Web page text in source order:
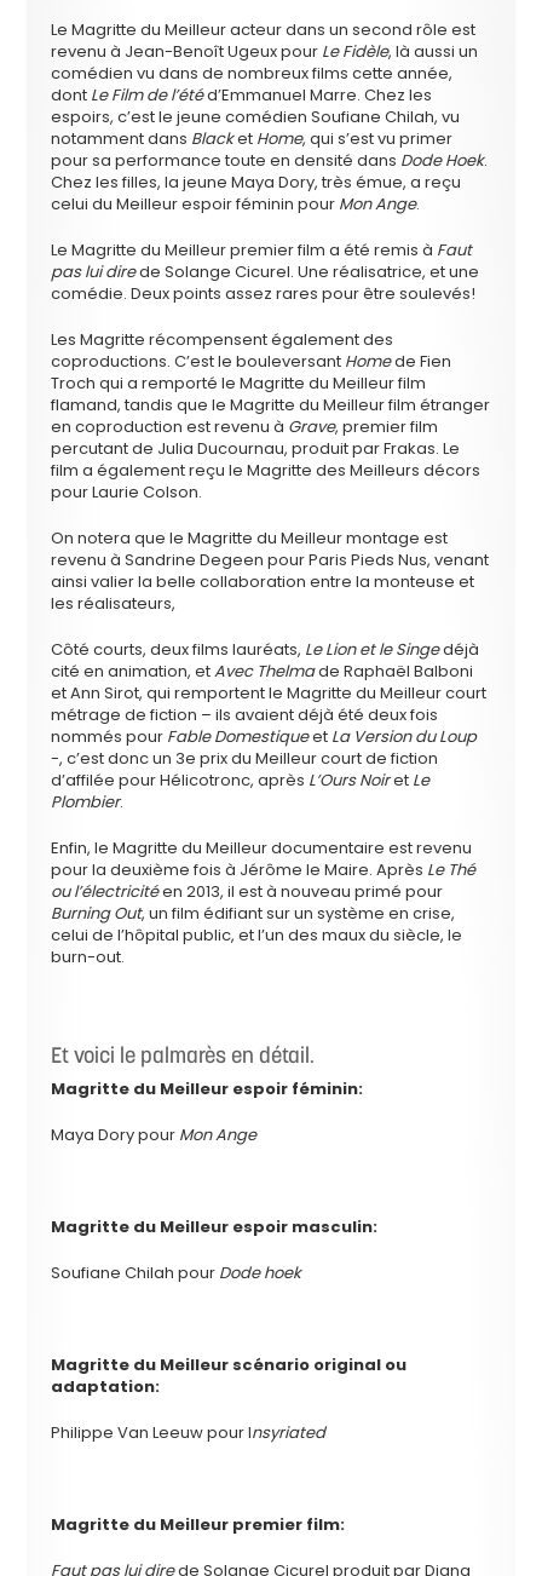
Le Magritte du Meilleur acteur dans un second rôle est
revenu à Jean-Benoît Ugeux pour Le Fidèle, là aussi un
comédien vu dans de nombreux films cette année,
dont Le Film de l’étéd’Emmanuel Marre. Chez les
espoirs, c’est le jeune comédien Soufiane Chilah, vu
notamment dans Blacket Home, qui s’est vu primer
pour sa performance toute en densité dans Dode Hoek.
Chez les filles, la jeune Maya Dory, très émue, a reçu
celui du Meilleur espoir féminin pour Mon Ange.
Le Magritte du Meilleur premier film a été remis à Faut
pas lui direde Solange Cicurel. Une réalisatrice, et une
comédie. Deux points assez rares pour être soulevés!
Les Magritte récompensent également des
coproductions. C’est le bouleversant Homede Fien
Troch qui a remporté le Magritte du Meilleur film
flamand, tandis que le Magritte du Meilleur film étranger
en coproduction est revenu à Grave, premier film
percutant de Julia Ducournau, produit par Frakas. Le
film a également reçu le Magritte des Meilleurs décors
pour Laurie Colson.
On notera que le Magritte du Meilleur montage est
revenu à Sandrine Degeen pour Paris Pieds Nus, venant
ainsi valier la belle collaboration entre la monteuse et
les réalisateurs,
Côté courts, deux films lauréats, Le Lion et le Singedéjà
cité en animation, etAvec Thelmade Raphaël Balboni
et Ann Sirot, qui remportent le Magritte du Meilleur court
métrage de fiction – ils avaient déjà été deux fois
nommés pour Fable Domestiqueet La Version du Loup
-, c’est donc un 3e prix du Meilleur court de fiction
d’affilée pour Hélicotronc, après L’Ours Noiret Le
Plombier.
Enfin, le Magritte du Meilleur documentaire est revenu
pour la deuxième fois à Jérôme le Maire. Après Le Thé
ou l’électricitéen 2013, il est à nouveau primé pour
Burning Out, un film édifiant sur un système en crise,
celui de l’hôpital public, et l’un des maux du siècle, le
burn-out.
Et voici le palmarès en détail.
Magritte du Meilleur espoir féminin:
Maya Dory pour Mon Ange
Magritte du Meilleur espoir masculin:
Soufiane Chilah pour Dode hoek
Magritte du Meilleur scénario original ou
adaptation:
Philippe Van Leeuw pour Insyriated
Magritte du Meilleur premier film:
Faut pas lui direde Solange Cicurel produit par Diana